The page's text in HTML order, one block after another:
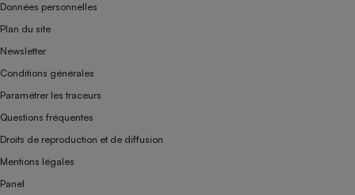
Données personnelles
Plan du site
Newsletter
Conditions générales
Paramétrer les traceurs
Questions fréquentes
Droits de reproduction et de diffusion
Mentions légales
Panel